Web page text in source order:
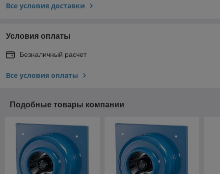
Все условия доставки
Условия оплаты
Безналичный расчет
Все условия оплаты
Подобные товары компании